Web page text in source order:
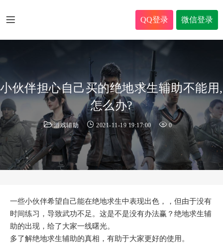
QQ登录 微信登录
小伙伴担心自己买的绝地求生辅助不能用,
怎么办?
游戏辅助 2021-11-19 19:17:00 0
一些小伙伴希望自己能在绝地求生中表现出色，，但由于没有
时间练习，导致武功不足。这是不是没有办法赢？绝地求生辅
助的出现，给了大家一线曙光。
多了解绝地求生辅助的真相，有助于大家更好的使用。